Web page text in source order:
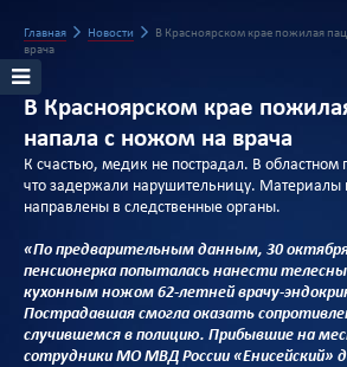
Главная Новости
В Красноярском крае пожилая
врача
В Красноярском крае
напала с ножом на врача
К счастью, медик не пострадал. В
что задержали нарушительницу. Материалы
направлены в следственные органы.
«По предварительным данным, 30
пенсионерка попыталась нанести
кухонным ножом 62-летней врачу-
Пострадавшая смогла оказать
случившемся в полицию. Прибывшие на
сотрудники МО МВД России «Енисейский»